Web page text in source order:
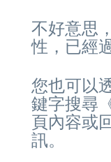
不好意思
性，已經
您也可以
鍵字搜尋
頁內容或
訊。